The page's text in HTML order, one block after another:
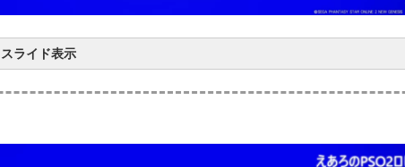
ライド表示